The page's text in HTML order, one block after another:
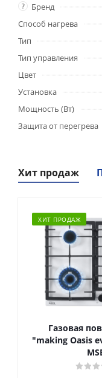
? Бренд
Способ нагрева
Тип
Тип управления
Цвет
Установка
Мощность (Вт)
Защита от перегрева
Хит продаж
ХИТ ПРОДАЖ
Газовая
"making Oasis